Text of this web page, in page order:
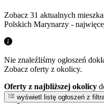
Zobacz 31 aktualnych
Polskich Marynarzy -
Nie znaleźliśmy ogłoszeń
Zobacz oferty z okolicy.
Oferty z najbliższej okolicy
wyświetl listę ogłoszeń z